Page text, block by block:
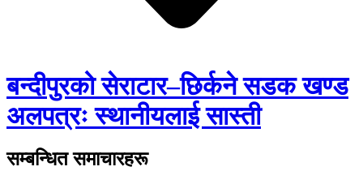
बन्दीपुरको सेराटार–छिर्कने सडक खण्ड
अलपत्रः स्थानीयलाई सास्ती
सम्बन्धित समाचारहरू